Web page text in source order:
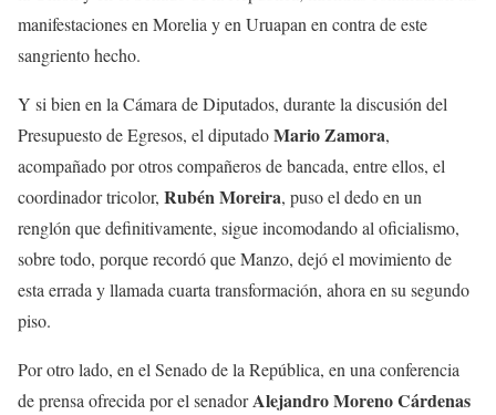
manifestaciones en Morelia y en Uruapan en contra de este
sangriento hecho.
Y si bien en la Cámara de Diputados, durante la discusión del
Presupuesto de Egresos, el diputadoMario Zamora,
acompañado por otros compañeros de bancada, entre ellos, el
coordinador tricolor, Rubén Moreira, puso el dedo en un
renglón que definitivamente, sigue incomodando al oficialismo,
sobre todo, porque recordó que Manzo, dejó el movimiento de
esta errada y llamada cuarta transformación, ahora en su segundo
piso.
Por otro lado, en el Senado de la República, en una conferencia
de prensa ofrecida por el senadorAlejandro Moreno Cárdenas